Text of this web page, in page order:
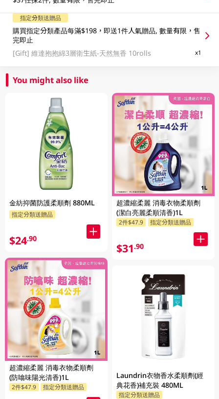
指定分類送贈品
購買指定分類產品每滿$198，即送1件人氣贈品, 數量有限，售
完即止
[Gift]維達抱抱綿3層衛生紙-天然無香 10rolls x1
You might also like
金紡抑菌防護柔順劑 880ML
指定分類送贈品
$24.90
超濃縮柔麗 消毒衣物柔順劑
(防噏味陽光清香)1L
2件$47.9 指定分類送贈品
超濃縮柔麗 消毒衣物柔順劑
(潔白亮麗柔順清香)1L
2件$47.9 指定分類送贈品
$31.90
Laundrin衣物香水柔順劑(經
典花香)補充裝 480ML
指定分類送贈品